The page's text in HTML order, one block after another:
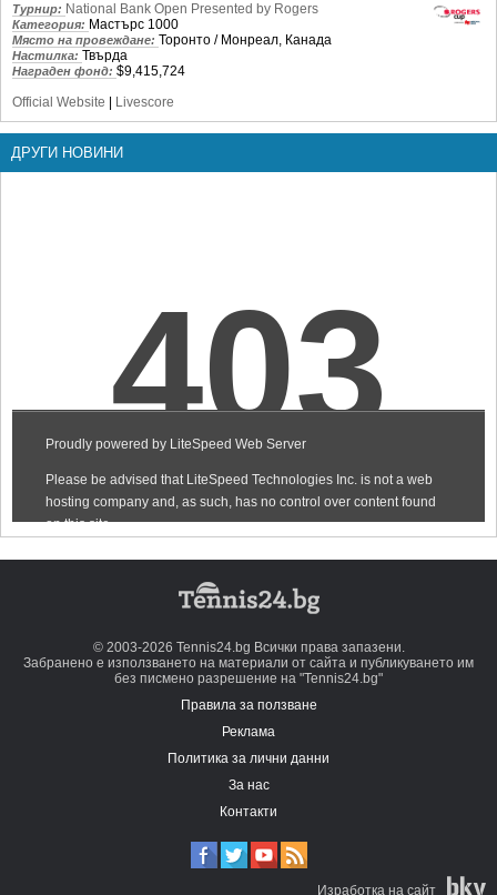
Турнир: National Bank Open Presented by Rogers
Категория: Мастърс 1000
Място на провеждане: Торонто / Монреал, Канада
Настилка: Твърда
Награден фонд: $9,415,724
Official Website
Livescore
ДРУГИ НОВИНИ
© 2003-2026 Tennis24.bg Всички права запазени.
Забранено е използването на материали от сайта и публикуването им
без писмено разрешение на "Tennis24.bg"
Правила за ползване
Реклама
Политика за лични данни
За нас
Контакти
Изработка на сайт